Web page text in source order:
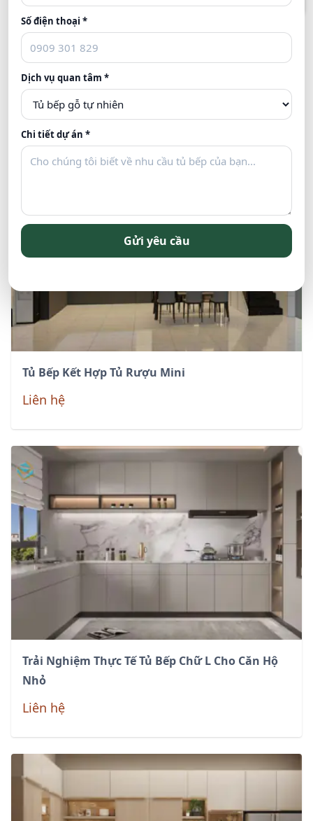
[báo Giá 2026] 50+ Mẫu Tủ Bếp Nhựa & Acrylic
Bóng Gương
Liên hệ
Tủ Bếp Kết Hợp Tủ Rượu Mini
Liên hệ
Trải Nghiệm Thực Tế Tủ Bếp Chữ L Cho Căn Hộ
Nhỏ
Liên hệ
Số điện thoại *
Dịch vụ quan tâm *
Chi tiết dự án *
Gửi yêu cầu